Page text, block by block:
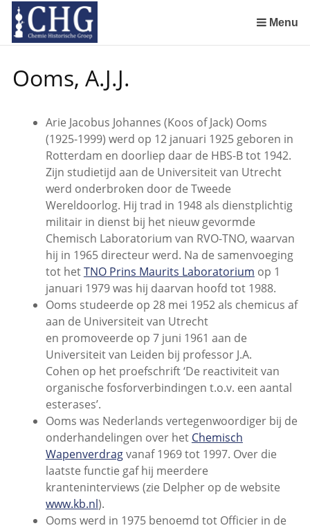
links
over
naar
de
Spring
naar
het
menu
Menu
Ooms, A.J.J.
Arie Jacobus Johannes (Koos of Jack) Ooms
(1925-1999) werd op 12 januari 1925 geboren in
Rotterdam en doorliep daar de HBS-B tot 1942.
Zijn studietijd aan de Universiteit van Utrecht
werd onderbroken door de Tweede
Wereldoorlog. Hij trad in 1948 als dienstplichtig
militair in dienst bij het nieuw gevormde
Chemisch Laboratorium van RVO-TNO, waarvan
hij in 1965 directeur werd. Na de samenvoeging
tot hetTNO Prins Maurits Laboratorium op 1
januari 1979 was hij daarvan hoofd tot 1988.
Ooms studeerde op 28 mei 1952 als chemicus af
aan de Universiteit van Utrecht
en promoveerde op 7 juni 1961 aan de
Universiteit van Leiden bij professor J.A.
Cohen op het proefschrift ‘De reactiviteit van
organische fosforverbindingen t.o.v. een aantal
esterases’.
Ooms was Nederlands vertegenwoordiger bij de
onderhandelingen over het Chemisch
Wapenverdragvanaf 1969 tot 1997. Over die
laatste functie gaf hij meerdere
kranteninterviews (zie Delpher op de website
www.kb.nl).
Ooms werd in 1975 benoemd tot Officier in de